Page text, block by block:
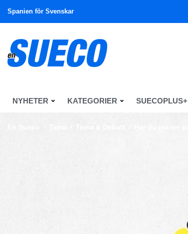
Spanien för Svenskar
NYHETER KATEGORIER SUECOPLUS+